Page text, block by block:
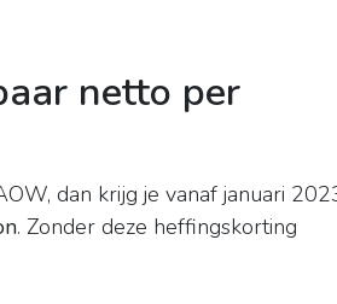
netto per
dan krijg je vanaf januari
. Zonder deze heffingskorting